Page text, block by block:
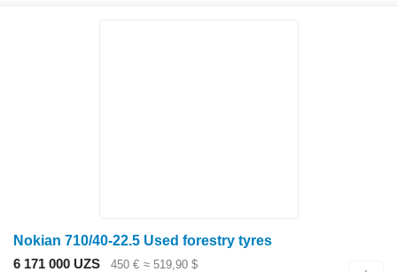
Nokian 710/40-22.5 Used forestry tyres
6 171 000 UZS
450 € ≈ 519,90 $